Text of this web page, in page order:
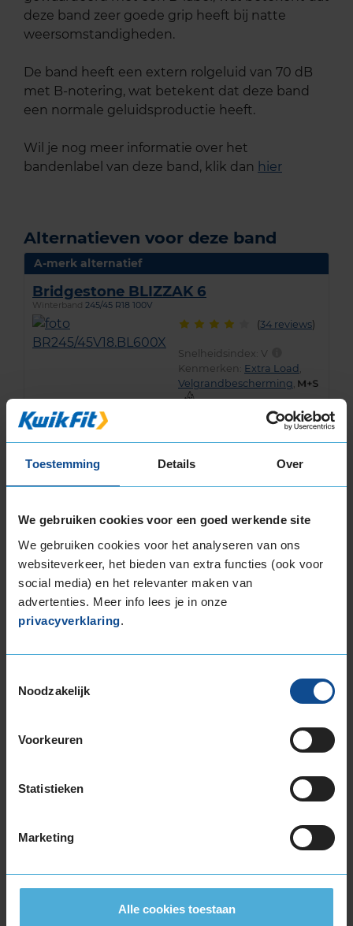
Toestemming Details Over
We gebruiken cookies voor een goed werkende site
We gebruiken cookies voor het analyseren van ons
websiteverkeer, het bieden van extra functies (ook voor
social media) en het relevanter maken van
advertenties. Meer info lees je in onze
privacyverklaring.
Noodzakelijk
Voorkeuren
Statistieken
Marketing
Alle cookies toestaan
deze band zeer goede grip heeft bij natte
weersomstandigheden.
De band heeft een extern rolgeluid van 70 dB
met B-notering, wat betekent dat deze band
een normale geluidsproductie heeft.
Wil je nog meer informatie over het
bandenlabel van deze band, klik dan hier
Alternatieven voor deze band
A-merk alternatief
Bridgestone BLIZZAK 6
Winterband 245/45 R18 100V
(34 reviews)
Snelheidsindex: V
Kenmerken: Extra Load ,
Velgrandbescherming,
,
70dB
€ 246,00
A-merk alternatief
Pirelli P ZERO WINTER 2
Winterband 245/45 R18 100V
€ 190,40
Normale prijs: € 238,00
Klantbeoordelingen